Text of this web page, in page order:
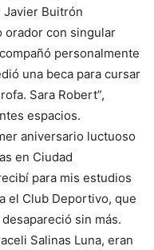
Javier Buitrón
orador con singular
personalmente
una beca para cursar
Sara Robert”,
espacios.
aniversario luctuoso
en Ciudad
para mis estudios
el Club Deportivo, que
sin más.
Salinas Luna, eran